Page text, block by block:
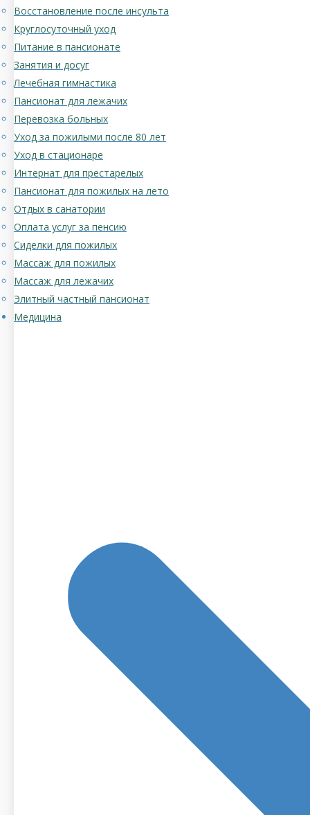
Восстановление после инсульта
Круглосуточный уход
Питание в пансионате
Занятия и досуг
Лечебная гимнастика
Пансионат для лежачих
Перевозка больных
Уход за пожилыми после 80 лет
Уход в стационаре
Интернат для престарелых
Пансионат для пожилых на лето
Отдых в санатории
Оплата услуг за пенсию
Сиделки для пожилых
Массаж для пожилых
Массаж для лежачих
Элитный частный пансионат
Медицина